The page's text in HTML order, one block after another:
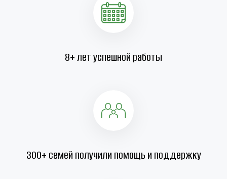
8+ лет успешной работы
300+ семей получили помощь и поддержку